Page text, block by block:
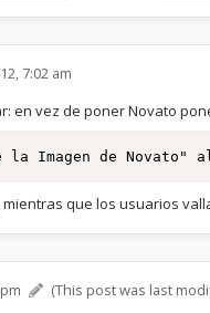
7:02 am
en vez de poner Novato
la Imagen de Novato"
que los usuarios
(This post was last